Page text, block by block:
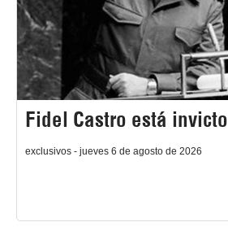
Fidel Castro está invicto
exclusivos - jueves 6 de agosto de 2026